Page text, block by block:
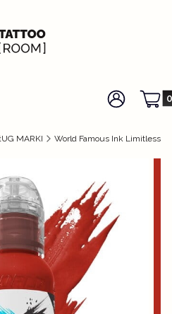
Zaloguj się
MARKI World Famous Ink Limitless